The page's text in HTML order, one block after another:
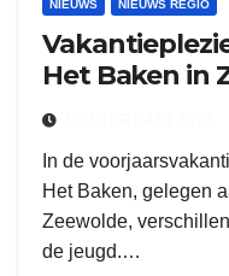
NIEUWS NIEUWS REGIO
Het Baken in
In de
Het Baken, gelegen
Zeewolde,
de jeugd.…